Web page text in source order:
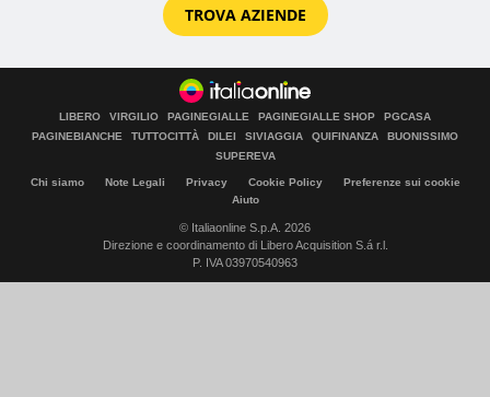
TROVA AZIENDE
LIBERO VIRGILIO PAGINEGIALLE PAGINEGIALLE SHOP
PGCASA
PAGINEBIANCHE
TUTTOCITTÀ DILEI SIVIAGGIA QUIFINANZA
BUONISSIMO
SUPEREVA
Chi siamo Note Legali Privacy Cookie Policy
Preferenze sui cookie
Aiuto
© Italiaonline S.p.A. 2026
Direzione e coordinamento di Libero Acquisition S.á r.l.
P. IVA 03970540963